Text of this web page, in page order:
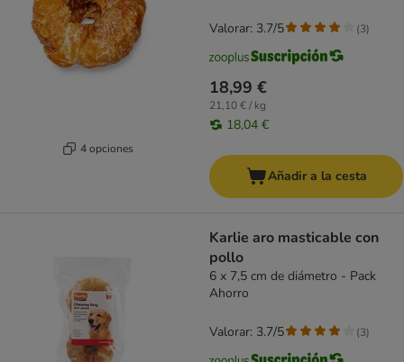
4 opciones
18,99 €
21,10 € / kg
18,04 €
Valorar: 3.7/5 (3)
Añadir a la cesta
Karlie aro masticable con
pollo
6 x 7,5 cm de diámetro - Pack
Ahorro
Valorar: 3.7/5 (3)